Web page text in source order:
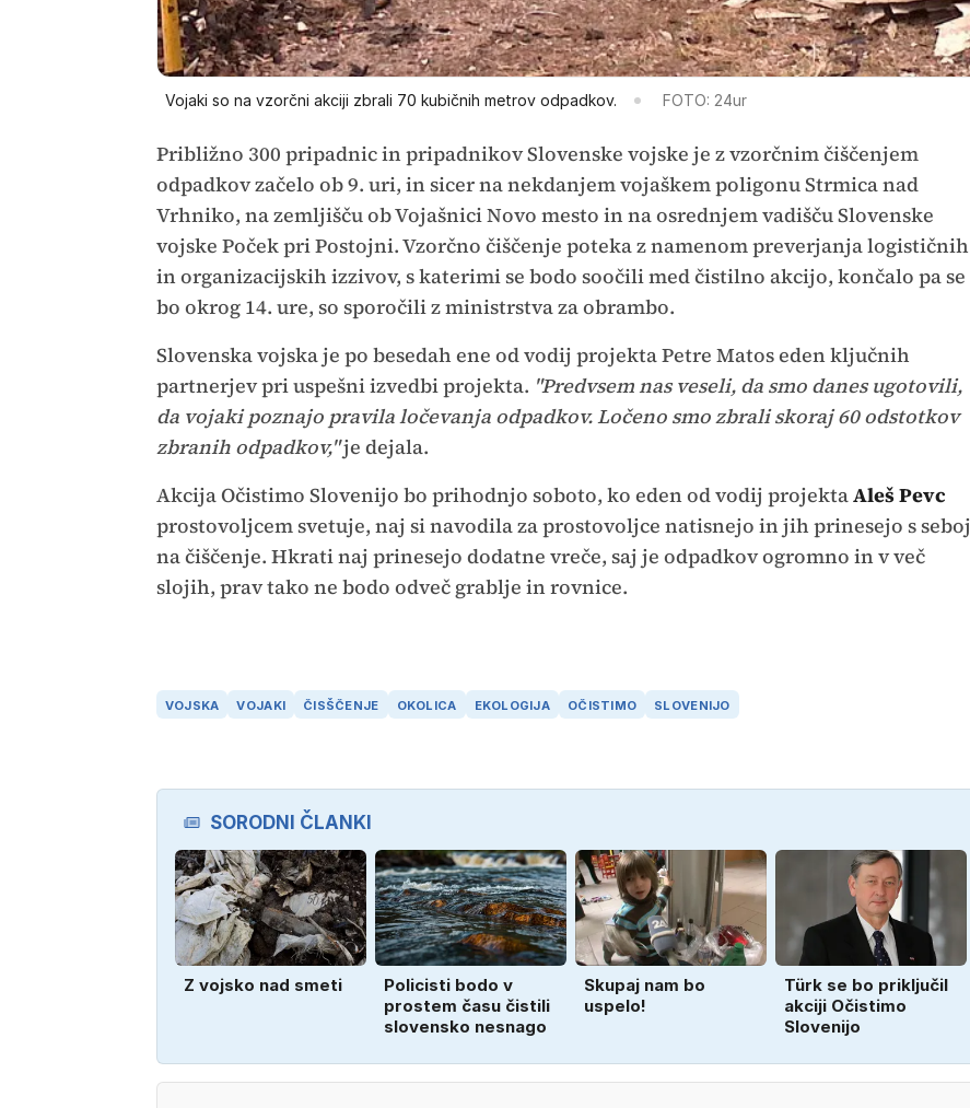
Vojaki so na vzorčni akciji zbrali 70 kubičnih metrov odpadkov. FOTO: 24ur
Približno 300 pripadnic in pripadnikov Slovenske vojske je z vzorčnim čiščenjem
odpadkov začelo ob 9. uri, in sicer na nekdanjem vojaškem poligonu Strmica nad
Vrhniko, na zemljišču ob Vojašnici Novo mesto in na osrednjem vadišču Slovenske
vojske Poček pri Postojni. Vzorčno čiščenje poteka z namenom preverjanja logističnih
in organizacijskih izzivov, s katerimi se bodo soočili med čistilno akcijo, končalo pa se
bo okrog 14. ure, so sporočili z ministrstva za obrambo.
Slovenska vojska je po besedah ene od vodij projekta Petre Matos eden ključnih
partnerjev pri uspešni izvedbi projekta. "Predvsem nas veseli, da smo danes ugotovili,
da vojaki poznajo pravila ločevanja odpadkov. Ločeno smo zbrali skoraj 60 odstotkov
zbranih odpadkov,"je dejala.
Akcija Očistimo Slovenijo bo prihodnjo soboto, ko eden od vodij projektaAleš Pevc
prostovoljcem svetuje, naj si navodila za prostovoljce natisnejo in jih prinesejo s seboj
na čiščenje. Hkrati naj prinesejo dodatne vreče, saj je odpadkov ogromno in v več
slojih, prav tako ne bodo odveč grablje in rovnice.
VOJSKA VOJAKI ČISŠČENJE OKOLICA EKOLOGIJA OČISTIMO SLOVENIJO
SORODNI ČLANKI
Z vojsko nad smeti
Policisti bodo v
prostem času čistili
slovensko nesnago
Skupaj nam bo
uspelo!
Türk se bo priključil
akciji Očistimo
Slovenijo